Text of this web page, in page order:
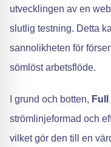
utvecklingen av en
slutlig testning. Detta
sannolikheten för
sömlöst arbetsflöde.
I grund och botten,
strömlinjeformad och
vilket gör den till en